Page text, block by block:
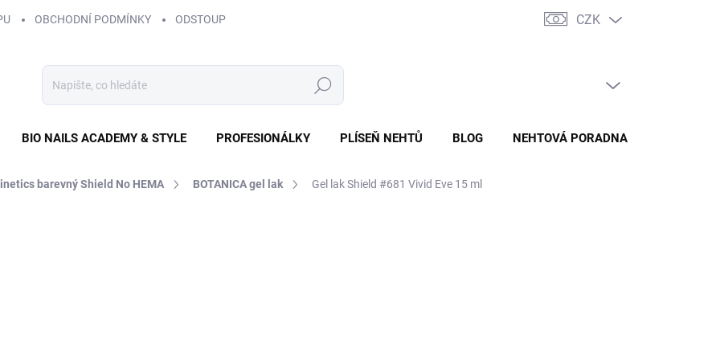
OBCHODNÍ PODMÍNKY ODSTOUPENÍ OD SMLOUVY ZÁSADY ZPRACOVÁNÍ A OCHRANY OSOBNÍCH ÚDAJŮ
CZK
Hledat
BIO NAILS ACADEMY & STYLE PROFESIONÁLKY PLÍSEŇ NEHTŮ BLOG NEHTOVÁ PORADNA
barevný Shield No HEMA BOTANICA gel lak Gel lak Shield #681 Vivid Eve 15 ml